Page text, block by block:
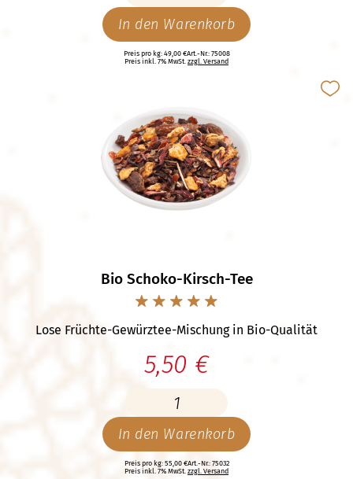
In den Warenkorb
Preis pro kg: 49,00 €Art.-Nr.: 75008
Preis inkl. 7% MwSt. zzgl. Versand
Bio Schoko-Kirsch-Tee
Lose Früchte-Gewürztee-Mischung in Bio-Qualität
5,50 €
In den Warenkorb
Preis pro kg: 55,00 €Art.-Nr.: 75032
Preis inkl. 7% MwSt. zzgl. Versand